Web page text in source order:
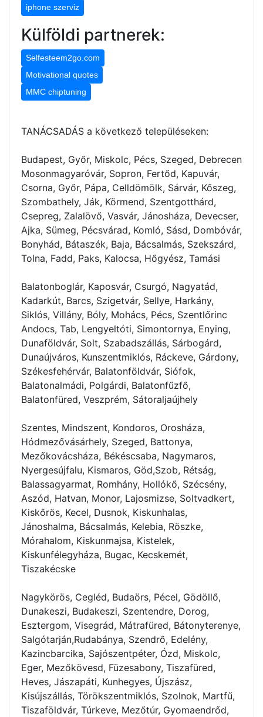
iphone szerviz
Külföldi partnerek:
Selfesteem2go.com
Motivational quotes
MMC chiptuning
TANÁCSADÁS a következő településeken:
Budapest, Győr, Miskolc, Pécs, Szeged, Debrecen
Mosonmagyaróvár, Sopron, Fertőd, Kapuvár,
Csorna, Győr, Pápa, Celldömölk, Sárvár, Kőszeg,
Szombathely, Ják, Körmend, Szentgotthárd,
Csepreg, Zalalövő, Vasvár, Jánosháza, Devecser,
Ajka, Sümeg, Pécsvárad, Komló, Sásd, Dombóvár,
Bonyhád, Bátaszék, Baja, Bácsalmás, Szekszárd,
Tolna, Fadd, Paks, Kalocsa, Hőgyész, Tamási
Balatonboglár, Kaposvár, Csurgó, Nagyatád,
Kadarkút, Barcs, Szigetvár, Sellye, Harkány,
Siklós, Villány, Bóly, Mohács, Pécs, Szentlőrinc
Andocs, Tab, Lengyeltóti, Simontornya, Enying,
Dunaföldvár, Solt, Szabadszállás, Sárbogárd,
Dunaújváros, Kunszentmiklós, Ráckeve, Gárdony,
Székesfehérvár, Balatonföldvár, Siófok,
Balatonalmádi, Polgárdi, Balatonfűzfő,
Balatonfüred, Veszprém, Sátoraljaújhely
Szentes, Mindszent, Kondoros, Orosháza,
Hódmezővásárhely, Szeged, Battonya,
Mezőkovácsháza, Békéscsaba, Nagymaros,
Nyergesújfalu, Kismaros, Göd,Szob, Rétság,
Balassagyarmat, Romhány, Hollókő, Szécsény,
Aszód, Hatvan, Monor, Lajosmizse, Soltvadkert,
Kiskőrös, Kecel, Dusnok, Kiskunhalas,
Jánoshalma, Bácsalmás, Kelebia, Röszke,
Mórahalom, Kiskunmajsa, Kistelek,
Kiskunfélegyháza, Bugac, Kecskemét,
Tiszakécske
Nagykörös, Cegléd, Budaörs, Pécel, Gödöllő,
Dunakeszi, Budakeszi, Szentendre, Dorog,
Esztergom, Visegrád, Mátrafüred, Bátonyterenye,
Salgótarján,Rudabánya, Szendrő, Edelény,
Kazincbarcika, Sajószentpéter, Ózd, Miskolc,
Eger, Mezőkövesd, Füzesabony, Tiszafüred,
Heves, Jászapáti, Kunhegyes, Újszász,
Kisújszállás, Törökszentmiklós, Szolnok, Martfű,
Tiszaföldvár, Túrkeve, Mezőtúr, Gyomaendrőd,